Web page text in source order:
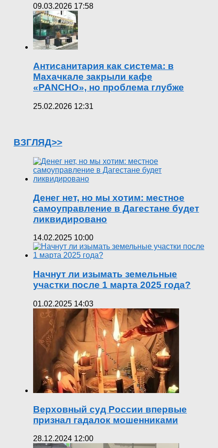
09.03.2026 17:58
Антисанитария как система: в
Махачкале закрыли кафе
«PANCHO», но проблема глубже
25.02.2026 12:31
ВЗГЛЯД>>
Денег нет, но мы хотим: местное
самоуправление в Дагестане будет
ликвидировано
14.02.2025 10:00
Начнут ли изымать земельные
участки после 1 марта 2025 года?
01.02.2025 14:03
Верховный суд России впервые
признал гадалок мошенниками
28.12.2024 12:00